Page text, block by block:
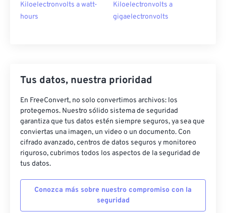
Kiloelectronvolts a watt-
hours
Kiloelectronvolts a
gigaelectronvolts
Tus datos, nuestra prioridad
En FreeConvert, no solo convertimos archivos: los
protegemos. Nuestro sólido sistema de seguridad
garantiza que tus datos estén siempre seguros, ya sea que
conviertas una imagen, un video o un documento. Con
cifrado avanzado, centros de datos seguros y monitoreo
riguroso, cubrimos todos los aspectos de la seguridad de
tus datos.
Conozca más sobre nuestro compromiso con la
seguridad